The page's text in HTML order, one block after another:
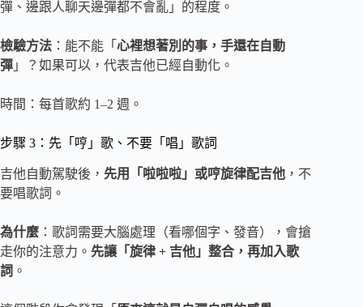
彈、邊跟人聊天邊彈都不會亂」的程度。
檢驗方法 ：能不能「 心裡想著別的事，手還在自動
彈 」？如果可以，代表吉他已經自動化。
時間：每首歌約 1–2 週。
步驟 3：先「哼」歌、不要「唱」歌詞
吉他自動駕駛後， 先用「啦啦啦」或哼旋律配吉他 ，不
要唱歌詞。
為什麼 ：歌詞需要大腦處理（看哪個字、發音），會搶
走你的注意力。 先讓「旋律 + 吉他」整合，再加入歌
詞 。